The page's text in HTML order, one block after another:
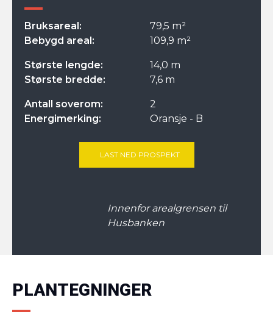
Bruksareal:
79,5 m²
Bebygd areal:
109,9 m²
Største lengde:
14,0 m
Største bredde:
7,6 m
Antall soverom:
2
Energimerking:
Oransje - B
LAST NED PROSPEKT
Innenfor arealgrensen til
Husbanken
PLANTEGNINGER